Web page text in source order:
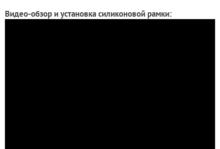
Видео-обзор и установка силиконовой рамки: